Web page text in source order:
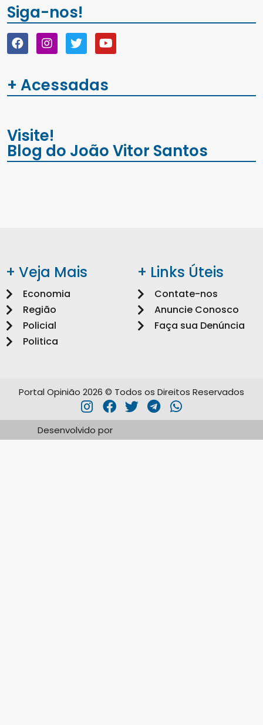
Siga-nos!
+ Acessadas
Visite!
Blog do João Vitor Santos
+ Veja Mais
Economia
Região
Policial
Politica
+ Links Úteis
Contate-nos
Anuncie Conosco
Faça sua Denúncia
Portal Opinião 2026 © Todos os Direitos Reservados
Desenvolvido por